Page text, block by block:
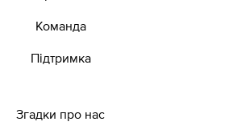
Команда
Підтримка
Згадки про нас